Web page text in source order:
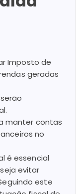
Imposto de
geradas
manter contas
no
é essencial
evitar
este